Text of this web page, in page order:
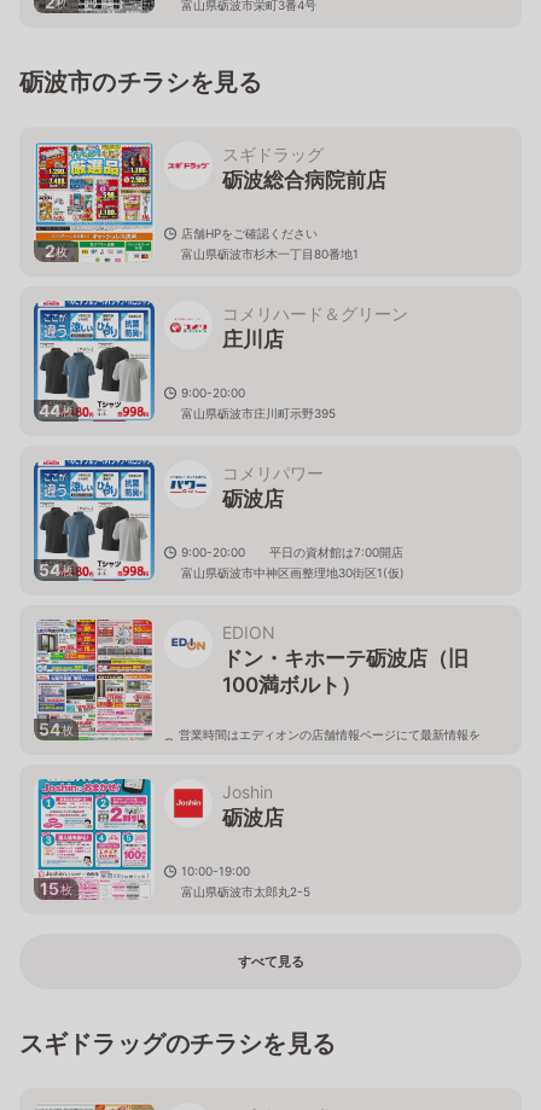
富山県砺波市栄町3番4号
砺波市のチラシを見る
2枚
スギドラッグ
砺波総合病院前店
店舗HPをご確認ください
富山県砺波市杉木一丁目80番地1
44枚
コメリハード＆グリーン
庄川店
9:00-20:00
富山県砺波市庄川町示野395
54枚
コメリパワー
砺波店
9:00-20:00 平日の資材館は7:00開店
富山県砺波市中神区画整理地30街区1(仮)
54枚
EDION
ドン・キホーテ砺波店（旧
100満ボルト）
営業時間はエディオンの店舗情報ページにて最新情報を
1F
15枚
Joshin
砺波店
10:00-19:00
富山県砺波市太郎丸2-5
すべて見る
スギドラッグのチラシを見る